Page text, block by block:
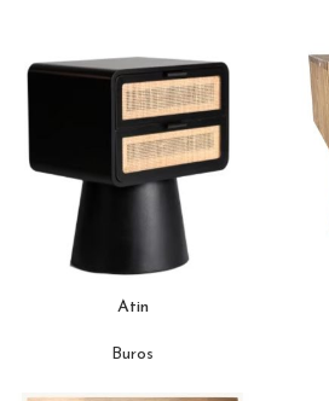
Atin
Buros